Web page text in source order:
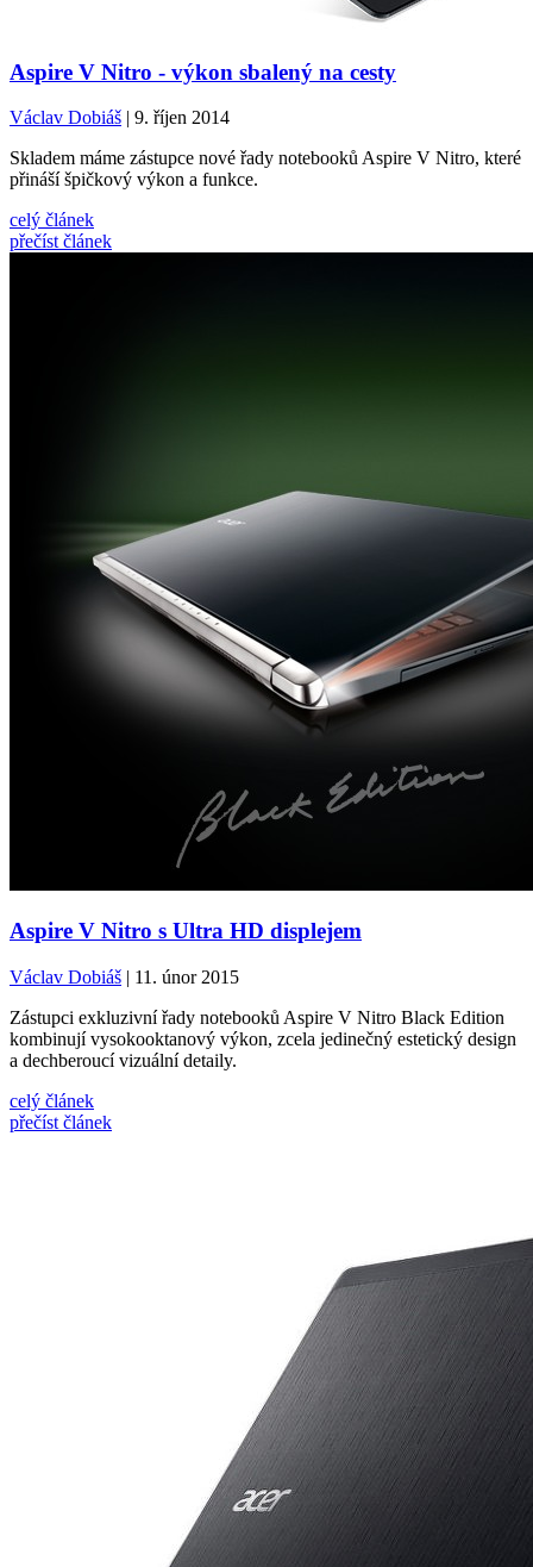
Aspire V Nitro - výkon sbalený na cesty
Václav Dobiáš | 9. říjen 2014
Skladem máme zástupce nové řady notebooků Aspire V Nitro, které
přináší špičkový výkon a funkce.
celý článek
přečíst článek
Aspire V Nitro s Ultra HD displejem
Václav Dobiáš | 11. únor 2015
Zástupci exkluzivní řady notebooků Aspire V Nitro Black Edition
kombinují vysokooktanový výkon, zcela jedinečný estetický design
a dechberoucí vizuální detaily.
celý článek
přečíst článek